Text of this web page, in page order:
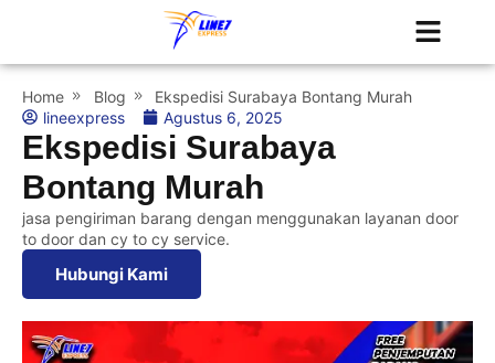
Home Blog
Ekspedisi Surabaya Bontang Murah
lineexpress
Agustus 6, 2025
Ekspedisi Surabaya
Bontang Murah
jasa pengiriman barang dengan menggunakan layanan door
to door dan cy to cy service.
Hubungi Kami